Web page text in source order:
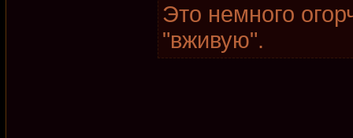
Это немного
"вживую".